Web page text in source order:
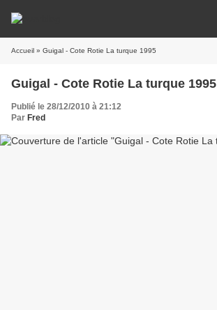
Accueil » Guigal - Cote Rotie La turque 1995
Guigal - Cote Rotie La turque 1995
Publié le 28/12/2010 à 21:12
Par Fred